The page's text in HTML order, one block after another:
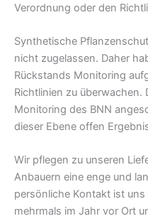
Verordnung oder den
Synthetische
nicht zugelassen. Daher
Rückstands Monitoring
Richtlinien zu überwachen.
Monitoring des BNN
dieser Ebene offen
Wir pflegen zu unseren
Anbauern eine enge und
persönliche Kontakt ist
mehrmals im Jahr vor Ort